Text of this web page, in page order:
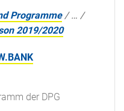
Programme /… /
2019/2020
der DPG